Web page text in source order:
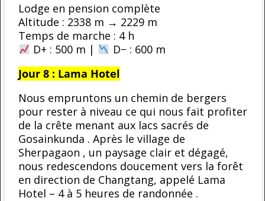
Lodge en pension complète
Altitude : 2338 m → 2229 m
Temps de marche : 4 h
D+ : 500 m |
D− : 600 m
Jour 8 : Lama Hotel
Nous empruntons un chemin de bergers
pour rester à niveau ce qui nous fait profiter
de la crête menant aux lacs sacrés de
Gosainkunda . Après le village de
Sherpagaon , un paysage clair et dégagé,
nous redescendons doucement vers la forêt
en direction de Changtang, appelé Lama
Hotel – 4 à 5 heures de randonnée .